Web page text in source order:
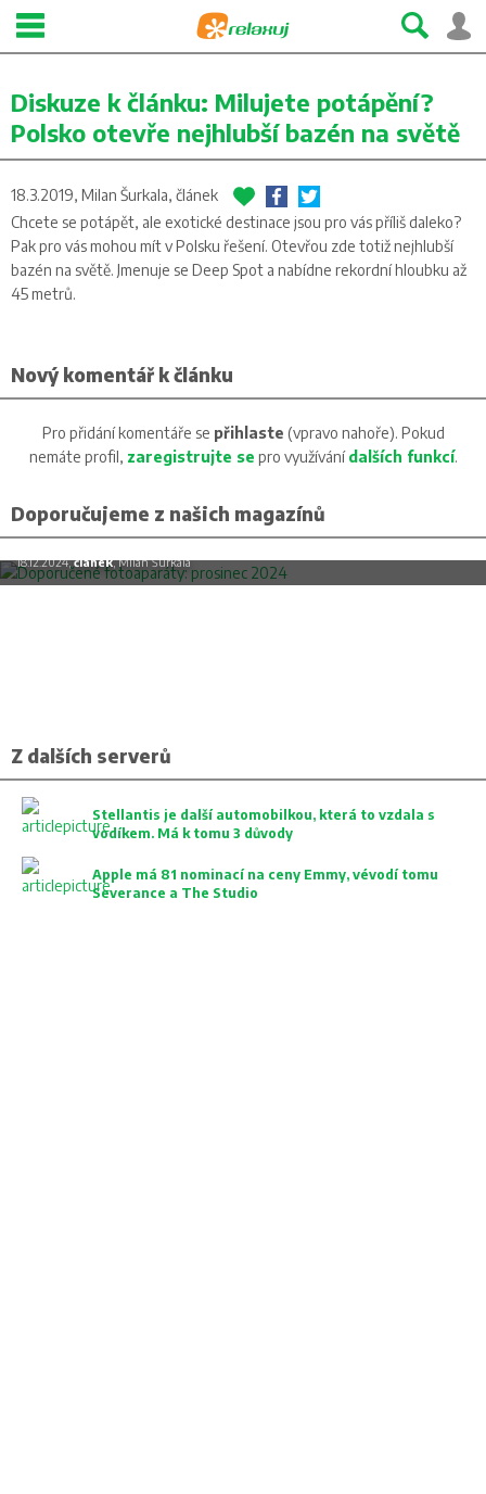
Diskuze k článku: Milujete potápění?
Polsko otevře nejhlubší bazén na světě
18.3.2019, Milan Šurkala, článek
Chcete se potápět, ale exotické destinace jsou pro vás příliš daleko?
Pak pro vás mohou mít v Polsku řešení. Otevřou zde totiž nejhlubší
bazén na světě. Jmenuje se Deep Spot a nabídne rekordní hloubku až
45 metrů.
Nový komentář k článku
Pro přidání komentáře se přihlaste (vpravo nahoře). Pokud
nemáte profil, zaregistrujte se pro využívánídalších funkcí.
Doporučujeme z našich magazínů
Doporučené fotoaparáty: prosinec 2024
18.12.2024,článek, Milan Šurkala
Z dalších serverů
Stellantis je další automobilkou, která to vzdala s
vodíkem. Má k tomu 3 důvody
Apple má 81 nominací na ceny Emmy, vévodí tomu
Severance a The Studio